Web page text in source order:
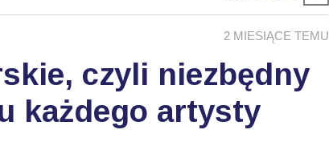
2 MIESIĄCE TEMU
czyli niezbędny
każdego artysty